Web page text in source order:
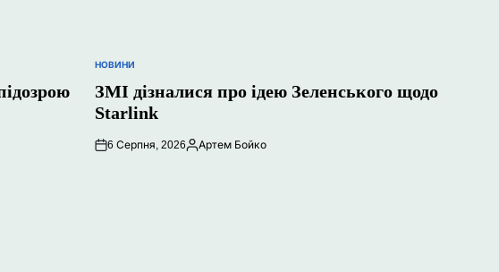
ОПУБЛІКУВАТИ
НОВИНИ
ЗМІ дізналися про ідею Зеленського щодо
Starlink
6 Серпня, 2026
Опубліковано
Артем Бойко